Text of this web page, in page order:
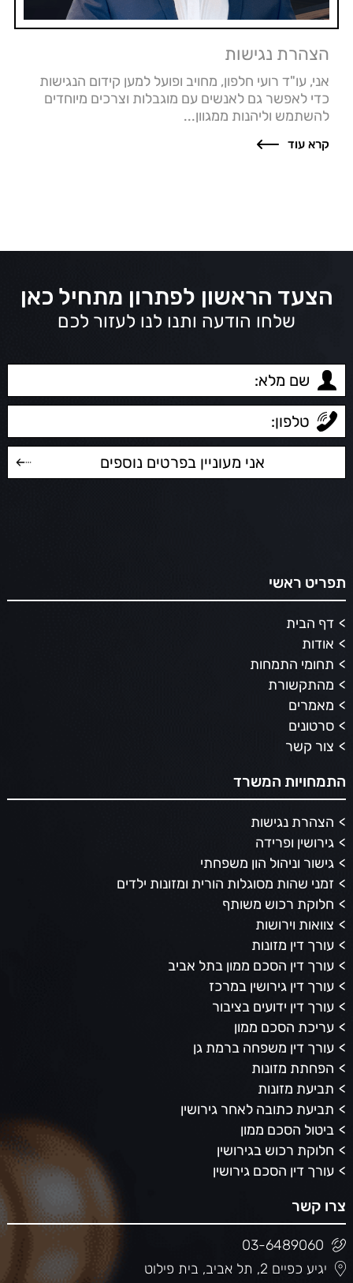
הצהרת נגישות
אני, עו"ד רועי חלפון, מחויב ופועל למען קידום הנגישות
כדי לאפשר גם לאנשים עם מוגבלות וצרכים מיוחדים
להשתמש וליהנות ממגוון...
קרא עוד
הצעד הראשון לפתרון מתחיל כאן
שלחו הודעה ותנו לנו לעזור לכם
תפריט ראשי
דף הבית
אודות
תחומי התמחות
מהתקשורת
מאמרים
סרטונים
צור קשר
התמחויות המשרד
הצהרת נגישות
גירושין ופרידה
גישור וניהול הון משפחתי
זמני שהות מסוגלות הורית ומזונות ילדים
חלוקת רכוש משותף
צוואות וירושות
עורך דין מזונות
עורך דין הסכם ממון בתל אביב
עורך דין גירושין במרכז
עורך דין ידועים בציבור
עריכת הסכם ממון
עורך דין משפחה ברמת גן
הפחתת מזונות
תביעת מזונות
תביעת כתובה לאחר גירושין
ביטול הסכם ממון
חלוקת רכוש בגירושין
עורך דין הסכם גירושין
צרו קשר
03-6489060
יגיע כפיים 2, תל אביב, בית פילוט